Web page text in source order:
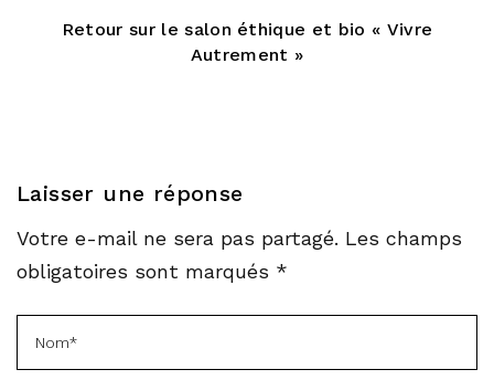
Retour sur le salon éthique et bio « Vivre
Autrement »
Laisser une réponse
Votre e-mail ne sera pas partagé. Les champs
obligatoires sont marqués *